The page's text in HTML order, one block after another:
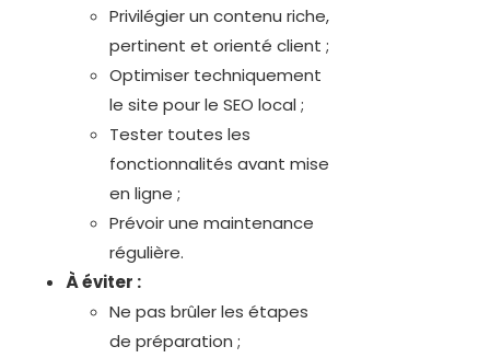
Privilégier un contenu riche,
pertinent et orienté client ;
Optimiser techniquement
le site pour le SEO local ;
Tester toutes les
fonctionnalités avant mise
en ligne ;
Prévoir une maintenance
régulière.
À éviter :
Ne pas brûler les étapes
de préparation ;